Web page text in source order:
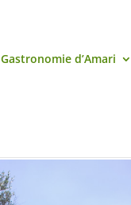
Gastronomie d’Amari